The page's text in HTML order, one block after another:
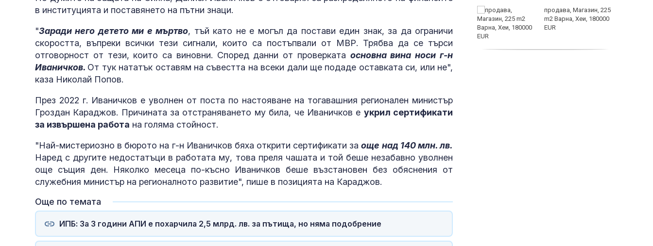
в институцията и поставянето на пътни знаци.
"Заради него детето ми е мъртво, тъй като не е могъл да постави един знак, за да ограничи
скоростта, въпреки всички тези сигнали, които са постъпвали от МВР. Трябва да се търси
отговорност от тези, които са виновни. Според данни от проверката основна вина носи г-н
Иваничков. От тук нататък оставям на съвестта на всеки дали ще подаде оставката си, или не",
каза Николай Попов.
През 2022 г. Иваничков е уволнен от поста по настояване на тогавашния регионален министър
Гроздан Караджов. Причината за отстраняването му била, че Иваничков е укрил сертификати
за извършена работа на голяма стойност.
"Най-мистериозно в бюрото на г-н Иваничков бяха открити сертификати заоще над 140 млн. лв.
Наред с другите недостатъци в работата му, това преля чашата и той беше незабавно уволнен
още същия ден. Няколко месеца по-късно Иваничков беше възстановен без обяснения от
служебния министър на регионалното развитие", пише в позицията на Караджов.
Още по темата
ИПБ: За 3 години АПИ е похарчила 2,5 млрд. лв. за пътища, но няма подобрение
Версиите за
педофилия са
недопустими
повишава в
горещините?
продава, Магазин, 225
m2 Варна, Хеи, 180000
EUR